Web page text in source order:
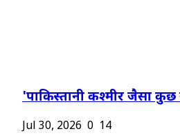
'पाकिस्तानी कश्मीर जैसा
Jul 30, 2026 0 14